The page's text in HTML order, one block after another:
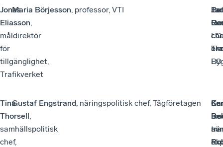
Jonas
Eliasson,
måldirektör
för
tillgänglighet,
Trafikverket
Maria Börjesson, professor, VTI
LO
Tina
Thorsell,
samhällspolitisk
chef,
Gustaf Engstrand, näringspolitisk chef, Tågföretagen
av